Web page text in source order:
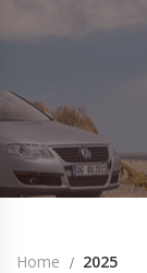
Home 2025